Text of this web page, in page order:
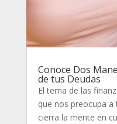
Conoce Dos
de tus Deudas
El tema de las
que nos preocupa
cierra la mente en